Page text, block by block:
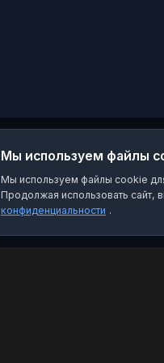
Мы используем файлы
Мы используем файлы cookie
Продолжая использовать сайт,
конфиденциальности .